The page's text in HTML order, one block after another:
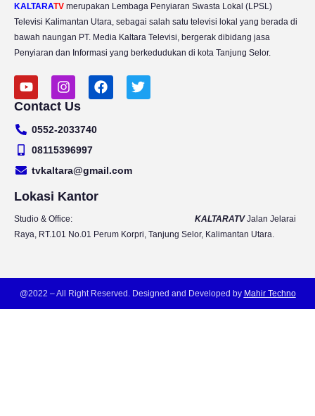
KALTARATV merupakan Lembaga Penyiaran Swasta Lokal (LPSL)
Televisi Kalimantan Utara, sebagai salah satu televisi lokal yang berada di
bawah naungan PT. Media Kaltara Televisi, bergerak dibidang jasa
Penyiaran dan Informasi yang berkedudukan di kota Tanjung Selor.
Y
o
u
u
b
I
n
s
a
g
a
m
F
a
k
T
w
Contact Us
0552-2033740
08115396997
tvkaltara@gmail.com
Lokasi Kantor
Studio & Office: KALTARATVJalan Jelarai
Raya, RT.101 No.01 Perum Korpri, Tanjung Selor, Kalimantan Utara.
@2022 – All Right Reserved. Designed and Developed by Mahir Techno